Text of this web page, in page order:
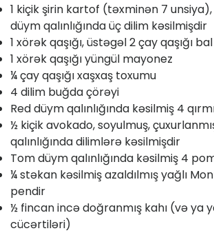
1 kiçik şirin kartof (təxminən 7
düym qalınlığında üç dilim kəsilmişdir
1 xörək qaşığı, üstəgəl 2 çay qaşığı
1 xörək qaşığı yüngül mayonez
¼ çay qaşığı xaşxaş toxumu
4 dilim buğda çörəyi
Red düym qalınlığında kəsilmiş 4
½ kiçik avokado, soyulmuş,
qalınlığında dilimlərə kəsilmişdir
Tom düym qalınlığında kəsilmiş 4
¼ stəkan kəsilmiş azaldılmış yağlı
pendir
½ fincan incə doğranmış kahı (və ya
cücərtiləri)